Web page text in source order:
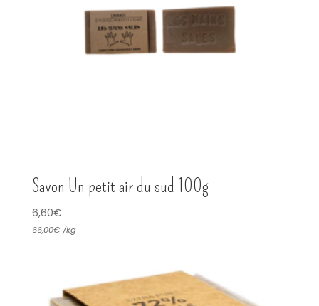
Savon Un petit air du sud 100g
6,60€
66,00€ /kg